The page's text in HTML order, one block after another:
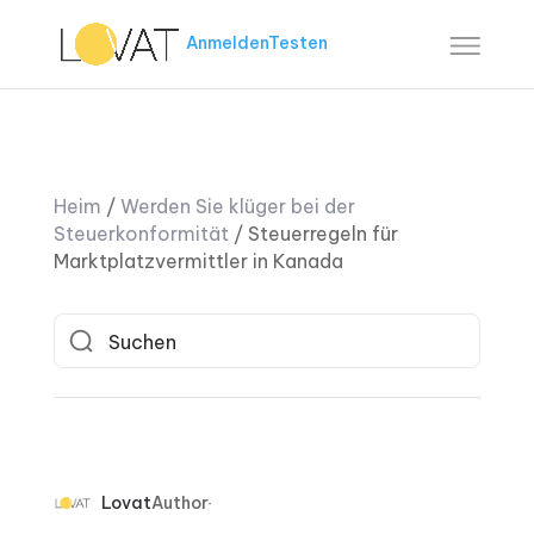
AnmeldenTesten
Heim / Werden Sie klüger bei der
Steuerkonformität/ Steuerregeln für
Marktplatzvermittler in Kanada
LovatAuthor